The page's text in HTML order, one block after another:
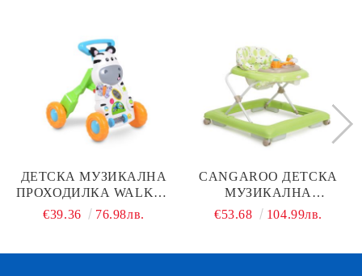
ДЕТСКА МУЗИКАЛНА
ПРОХОДИЛКА WALKER
LITTLE ZEBRA 2В1
€39.36 76.98лв.
CANGAROO ДЕТСКА
МУЗИКАЛНА
ПРОХОДИЛКА EDDY,
€53.68 104.99лв.